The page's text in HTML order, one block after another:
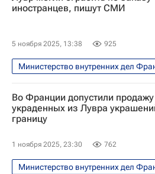
иностранцев, пишут СМИ
5 ноября 2025, 13:38 925
Министерство внутренних дел
В мире
Париж Лувр
Во Франции допустили продажу
украденных из Лувра
границу
1 ноября 2025, 23:30 762
Министерство внутренних дел